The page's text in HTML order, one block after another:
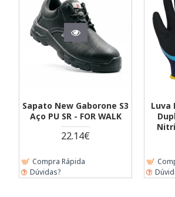
S1P
SRC -
STOCK-OFF
Bota Bamako S3
Compósito PU/Nitrilo HRO
SRC - FOR WALK
Compra Rápida